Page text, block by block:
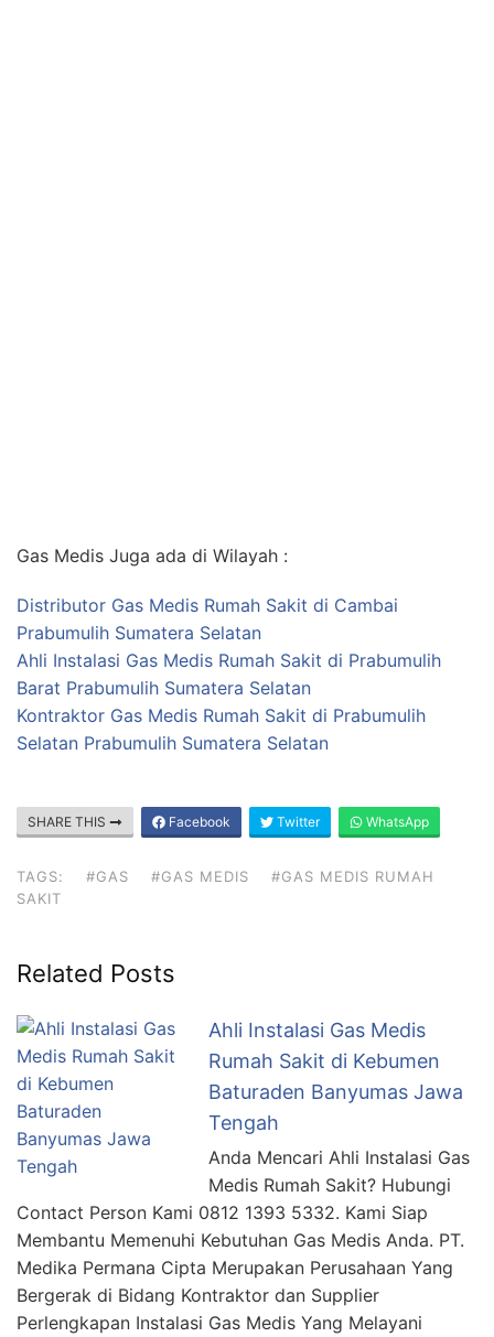
Gas Medis Juga ada di Wilayah :
Distributor Gas Medis Rumah Sakit di Cambai
Prabumulih Sumatera Selatan
Ahli Instalasi Gas Medis Rumah Sakit di Prabumulih
Barat Prabumulih Sumatera Selatan
Kontraktor Gas Medis Rumah Sakit di Prabumulih
Selatan Prabumulih Sumatera Selatan
SHARE THIS Facebook Twitter WhatsApp
TAGS: #GAS #GAS MEDIS
#GAS MEDIS RUMAH
SAKIT
Related Posts
Ahli Instalasi Gas Medis
Rumah Sakit di Kebumen
Baturaden Banyumas Jawa
Tengah
Anda Mencari Ahli Instalasi Gas
Medis Rumah Sakit? Hubungi
Contact Person Kami 0812 1393 5332. Kami Siap
Membantu Memenuhi Kebutuhan Gas Medis Anda. PT.
Medika Permana Cipta Merupakan Perusahaan Yang
Bergerak di Bidang Kontraktor dan Supplier
Perlengkapan Instalasi Gas Medis Yang Melayani